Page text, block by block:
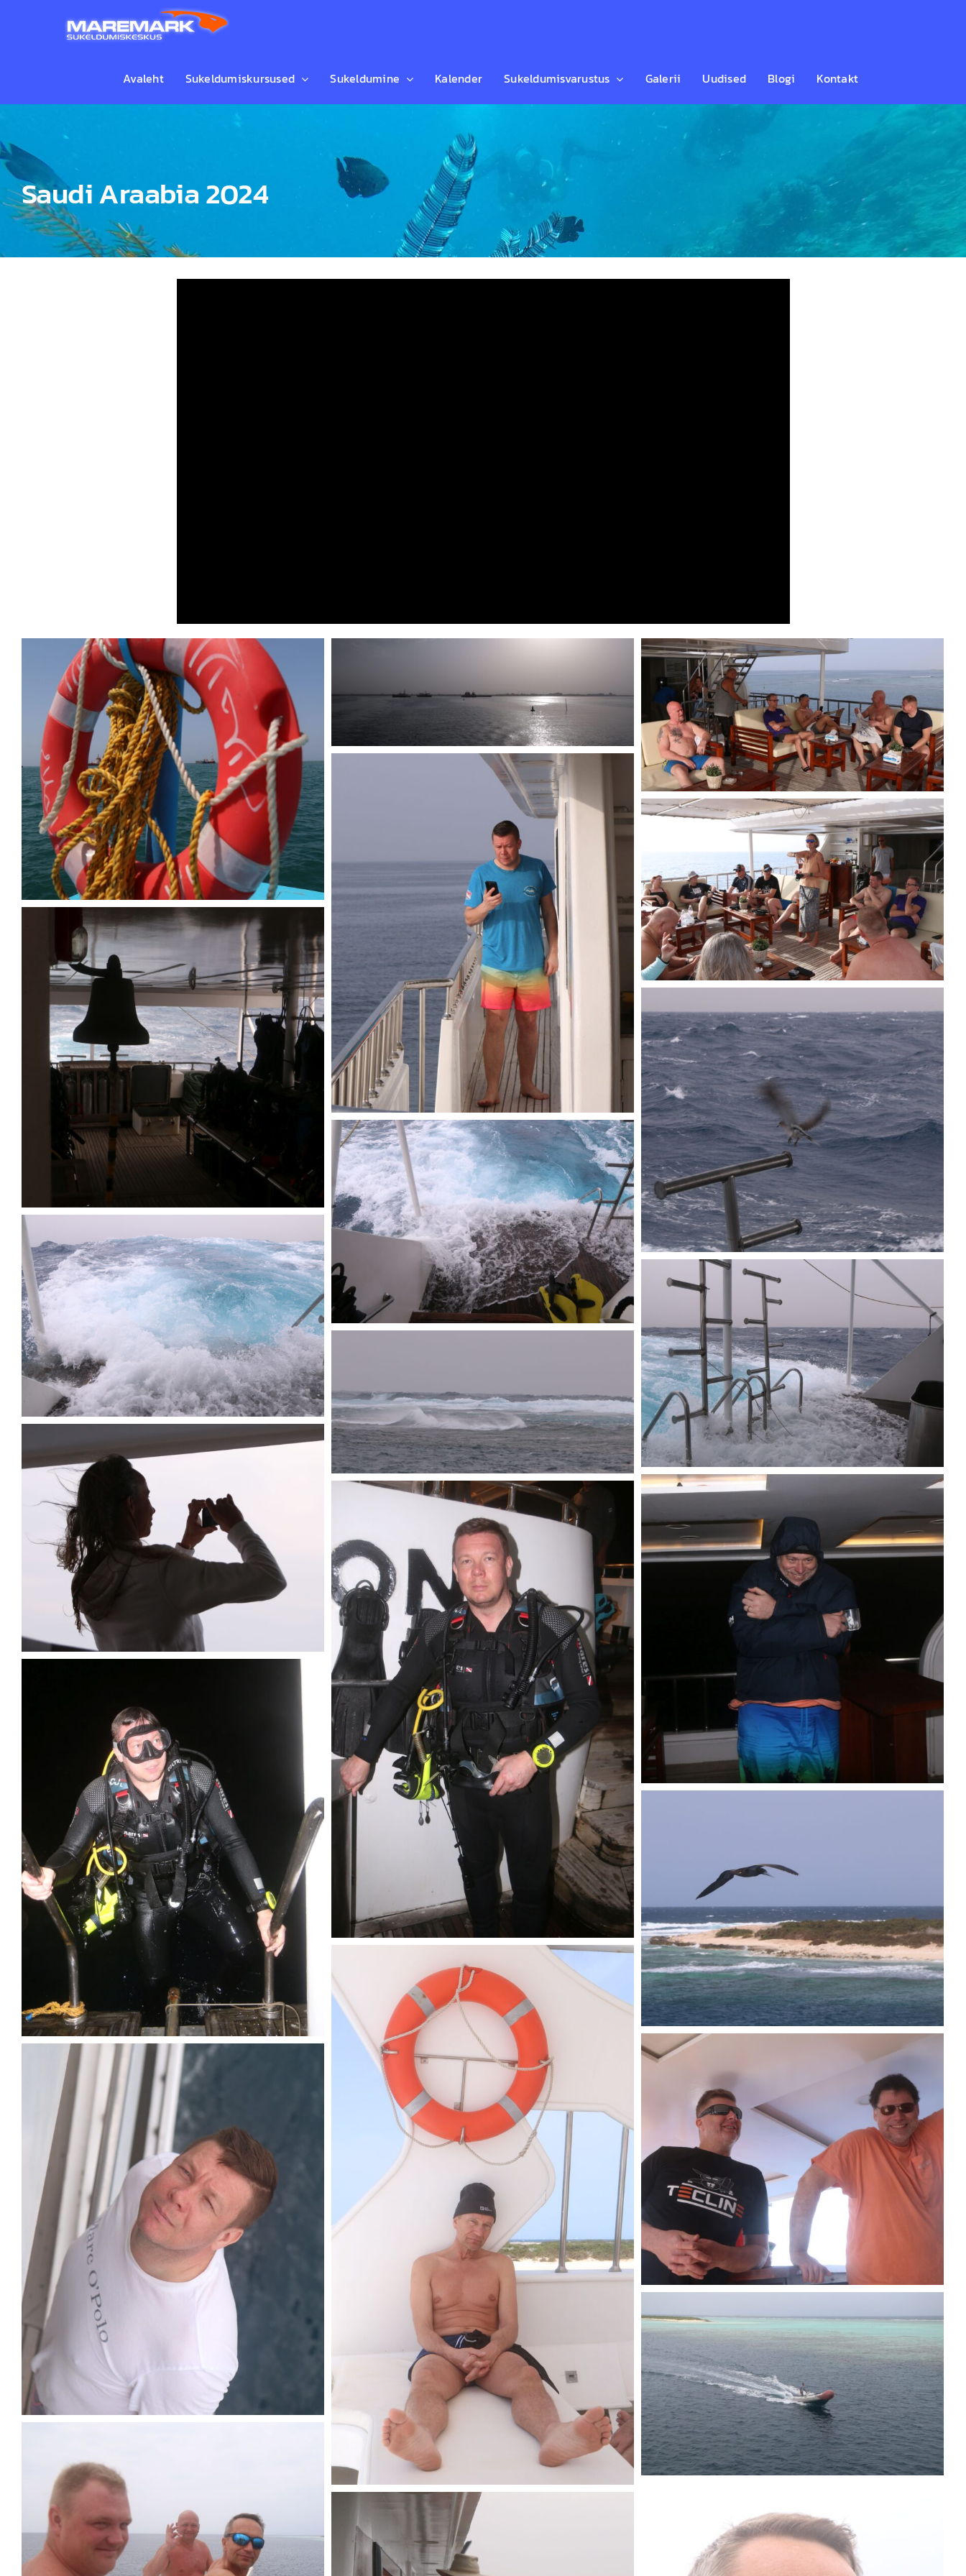
Avaleht
Sukeldumiskursused Sukeldumine Kalender Sukeldumisvarustus Galerii Uudised Blogi Kontakt
Saudi Araabia 2024